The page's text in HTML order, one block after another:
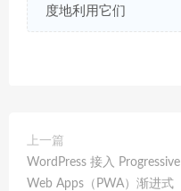
度地利用它们
上一篇
WordPress 接入 Progressive
Web Apps（PWA）渐进式